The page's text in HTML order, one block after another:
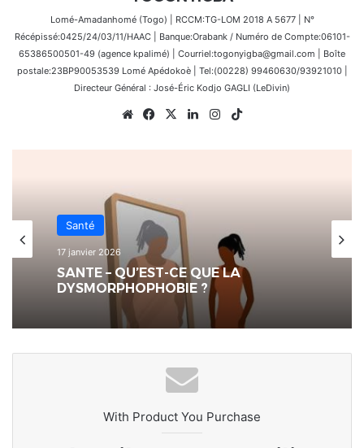
Lomé-Amadanhomé (Togo) | RCCM:TG-LOM 2018 A 5677 | N°
Récépissé:0425/24/03/11/HAAC | Banque:Orabank / Numéro de Compte:06101-
65386500501-49 (agence kpalimé) | Courriel:togonyigba@gmail.com | Boîte
postale:23BP90053539 Lomé Apédokoè | Tel:(00228) 99460630/93921010 |
Directeur Général : José-Éric Kodjo GAGLI (LeDivin)
WebsiteFacebook
X LinkedinInstagram
Santé
17 janvier 2026
SANTE – QU’EST-CE QUE LA
DYSMORPHOPHOBIE ?
With Product You Purchase